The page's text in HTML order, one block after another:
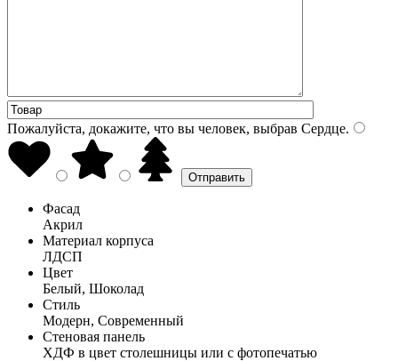
Пожалуйста, докажите, что вы человек, выбрав Сердце.
Фасад
Акрил
Материал корпуса
ЛДСП
Цвет
Белый, Шоколад
Стиль
Модерн, Современный
Стеновая панель
ХДФ в цвет столешницы или с фотопечатью